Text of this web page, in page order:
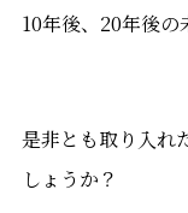
10年後、20年後の
是非とも取り入れ
しょうか？